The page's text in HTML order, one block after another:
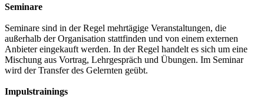
Seminare
Seminare sind in der Regel mehrtägige Veranstaltungen, die
außerhalb der Organisation stattfinden und von einem externen
Anbieter eingekauft werden. In der Regel handelt es sich um eine
Mischung aus Vortrag, Lehrgespräch und Übungen. Im Seminar
wird der Transfer des Gelernten geübt.
Impulstrainings